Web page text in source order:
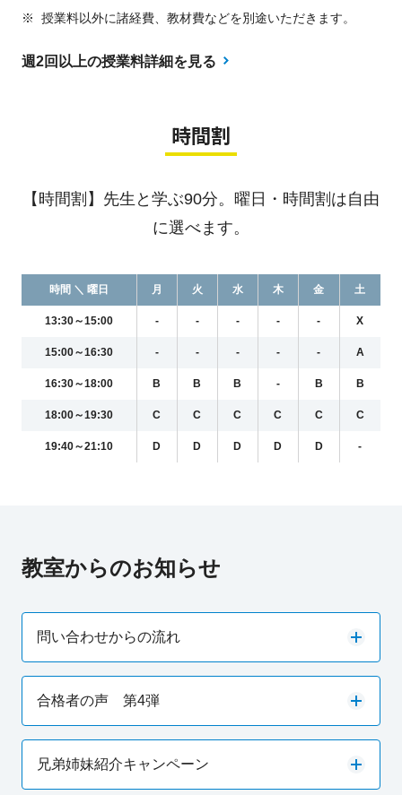
※
授業料以外に諸経費、教材費などを別途いただきます。
週2回以上の授業料詳細を見る
時間割
【時間割】先生と学ぶ90分。曜日・時間割は自由
に選べます。
時間 ＼ 曜日 月 火 水 木 金 土
13:30～15:00 - - - - - X
15:00～16:30 - - - - - A
16:30～18:00 B B B - B B
18:00～19:30 C C C C C C
19:40～21:10 D D D D D -
教室からのお知らせ
問い合わせからの流れ
合格者の声 第4弾
兄弟姉妹紹介キャンペーン